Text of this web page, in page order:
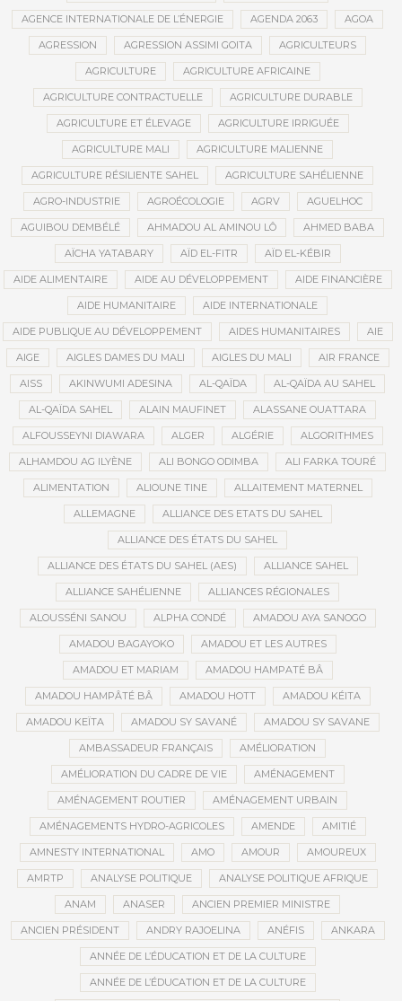
AGENCE INTERNATIONALE DE L’ÉNERGIE AGENDA 2063 AGOA
AGRESSION AGRESSION ASSIMI GOITA AGRICULTEURS
AGRICULTURE AGRICULTURE AFRICAINE
AGRICULTURE CONTRACTUELLE AGRICULTURE DURABLE
AGRICULTURE ET ÉLEVAGE AGRICULTURE IRRIGUÉE
AGRICULTURE MALI AGRICULTURE MALIENNE
AGRICULTURE RÉSILIENTE SAHEL AGRICULTURE SAHÉLIENNE
AGRO-INDUSTRIE AGROÉCOLOGIE AGRV AGUELHOC
AGUIBOU DEMBÉLÉ AHMADOU AL AMINOU LÔ AHMED BABA
AÏCHA YATABARY AÏD EL-FITR AÏD EL-KÉBIR
AIDE ALIMENTAIRE AIDE AU DÉVELOPPEMENT AIDE FINANCIÈRE
AIDE HUMANITAIRE AIDE INTERNATIONALE
AIDE PUBLIQUE AU DÉVELOPPEMENT AIDES HUMANITAIRES AIE
AIGE AIGLES DAMES DU MALI AIGLES DU MALI AIR FRANCE
AISS AKINWUMI ADESINA AL-QAÏDA AL-QAÏDA AU SAHEL
AL-QAÏDA SAHEL ALAIN MAUFINET ALASSANE OUATTARA
ALFOUSSEYNI DIAWARA ALGER ALGÉRIE ALGORITHMES
ALHAMDOU AG ILYÈNE ALI BONGO ODIMBA ALI FARKA TOURÉ
ALIMENTATION ALIOUNE TINE ALLAITEMENT MATERNEL
ALLEMAGNE ALLIANCE DES ETATS DU SAHEL
ALLIANCE DES ÉTATS DU SAHEL
ALLIANCE DES ÉTATS DU SAHEL (AES) ALLIANCE SAHEL
ALLIANCE SAHÉLIENNE ALLIANCES RÉGIONALES
ALOUSSÉNI SANOU ALPHA CONDÉ AMADOU AYA SANOGO
AMADOU BAGAYOKO AMADOU ET LES AUTRES
AMADOU ET MARIAM AMADOU HAMPATÉ BÂ
AMADOU HAMPÂTÉ BÂ AMADOU HOTT AMADOU KÉITA
AMADOU KEÏTA AMADOU SY SAVANÉ AMADOU SY SAVANE
AMBASSADEUR FRANÇAIS AMÉLIORATION
AMÉLIORATION DU CADRE DE VIE AMÉNAGEMENT
AMÉNAGEMENT ROUTIER AMÉNAGEMENT URBAIN
AMÉNAGEMENTS HYDRO-AGRICOLES AMENDE AMITIÉ
AMNESTY INTERNATIONAL AMO AMOUR AMOUREUX
AMRTP ANALYSE POLITIQUE ANALYSE POLITIQUE AFRIQUE
ANAM ANASER ANCIEN PREMIER MINISTRE
ANCIEN PRÉSIDENT ANDRY RAJOELINA ANÉFIS ANKARA
ANNÉE DE L’ÉDUCATION ET DE LA CULTURE
ANNÉE DE L’ÉDUCATION ET DE LA CULTURE